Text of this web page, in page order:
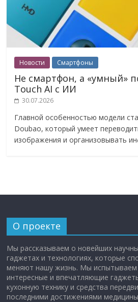
Новости Смартфоны
Не смартфон, а «умный»
Touch AI с ИИ
30.07.2026
Главной особенностью модели
Doubao, который умеет
изображения и организовывать
О проекте
Мы рассказываем о новейших
гаджетах и технологиях, которые
меняют нашу жизнь. Мы испытываем
интересные и впечатляющие
кухонную технику и средства
последними достижениями